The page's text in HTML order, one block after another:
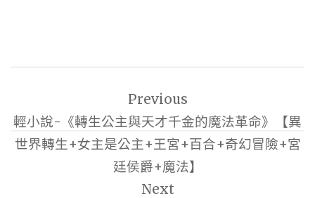
導
覽
Previous
輕小說-《轉生公主與天才千金的魔法革命》【異
世界轉生+女主是公主+王宮+百合+奇幻冒險+宮
廷侯爵+魔法】
Next